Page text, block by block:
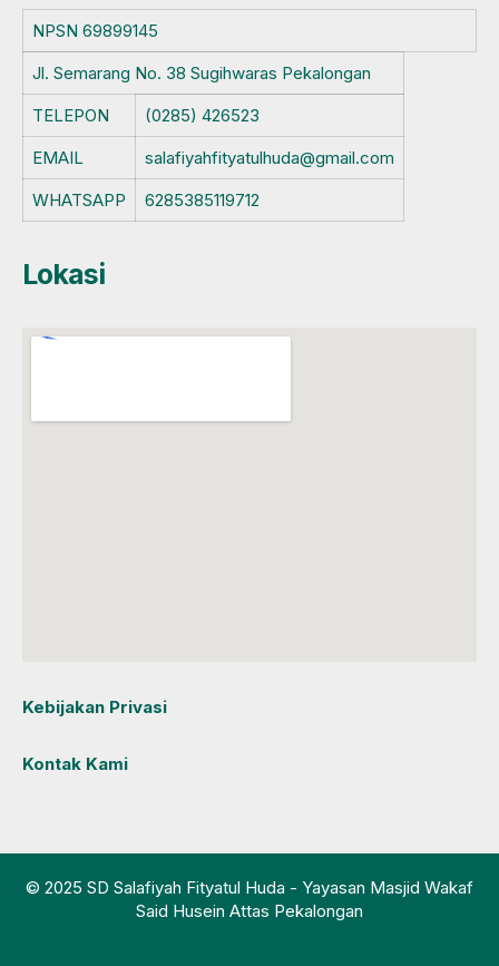
NPSN 69899145
Jl. Semarang No. 38 Sugihwaras Pekalongan
TELEPON
(0285) 426523
EMAIL
salafiyahfityatulhuda@gmail.com
WHATSAPP
6285385119712
Lokasi
Kebijakan Privasi
Kontak Kami
© 2025 SD Salafiyah Fityatul Huda - Yayasan Masjid Wakaf
Said Husein Attas Pekalongan